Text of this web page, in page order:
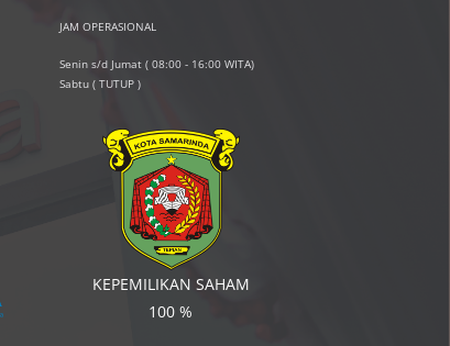
JAM OPERASIONAL
Senin s/d Jumat ( 08:00 - 16:00 WITA)
Sabtu ( TUTUP )
KEPEMILIKAN SAHAM
100 %